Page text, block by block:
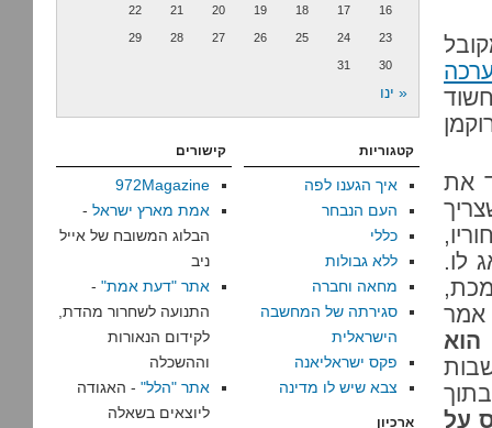
את
לו.
אמר
על
16
17
18
19
20
21
22
23
24
25
26
27
28
29
30
31
« ינו
קטגוריות
איך הגענו לפה
העם הנבחר
כללי
ללא גבולות
מחאה וחברה
סגירתה של המחשבה
הישראלית
פקס ישראליאנה
צבא שיש לו מדינה
ארכיון
קישורים
972Magazine
אמת מארץ ישראל -
הבלוג המשובח של אייל
ניב
אתר "דעת אמת" -
התנועה לשחרור מהדת,
לקידום הנאורות
וההשכלה
אתר "הלל" - האגודה
ליוצאים בשאלה